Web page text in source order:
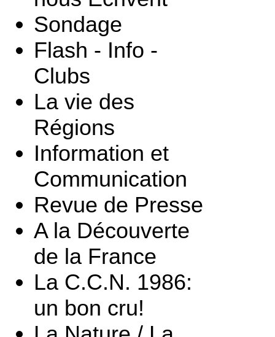
Sondage
Flash - Info -
Clubs
La vie des
Régions
Information et
Communication
Revue de Presse
A la Découverte
de la France
La C.C.N. 1986:
un bon cru!